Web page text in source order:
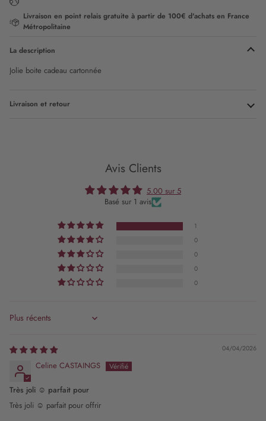
Livraison en point relais gratuite à partir de 100€ d'achats en France
Métropolitaine
La description
Jolie boite cadeau cartonnée
Livraison et retour
Avis Clients
5.00 sur 5
Basé sur 1 avis
1
0
0
0
0
Sort by
04/04/2026
Celine CASTAINGS
Très joli ☺️ parfait pour
Très joli ☺️ parfait pour offrir